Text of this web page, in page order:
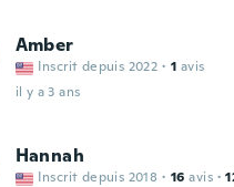
Amber
Inscrit depuis 2022 · 1 avis
il y a 3 ans
Hannah
Inscrit depuis 2018 · 16 avis ·